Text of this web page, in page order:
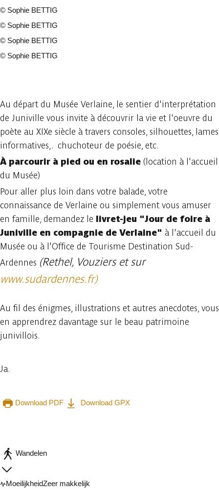
© Sophie BETTIG
© Sophie BETTIG
© Sophie BETTIG
© Sophie BETTIG
Au départ du Musée Verlaine, le sentier d'interprétation
de Juniville vous invite à découvrir la vie et l'oeuvre du
poète au XIXe siècle à travers consoles, silhouettes, lames
informatives,. chuchoteur de poésie, etc.
À parcourir à pied ou en rosalie (location à l'accueil
du Musée)
Pour aller plus loin dans votre balade, votre
connaissance de Verlaine ou simplement vous amuser
en famille, demandez le livret-jeu "Jour de foire à
Juniville en compagnie de Verlaine" à l'accueil du
Musée ou à l'Office de Tourisme Destination Sud-
Ardennes (Rethel, Vouziers et sur
www.sudardennes.fr)
Au fil des énigmes, illustrations et autres anecdotes, vous
en apprendrez davantage sur le beau patrimoine
junivillois.
Ja.
Download PDF
Download GPX
Wandelen
MoeilijkheidZeer makkelijk